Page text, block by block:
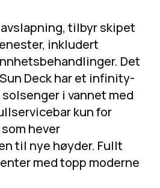
avslapning, tilbyr skipet
inkludert
Det
Deck har et infinity-
i vannet med
kun for
hever
til nye høyder. Fullt
med topp moderne